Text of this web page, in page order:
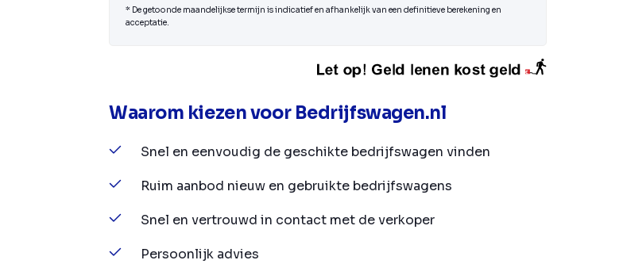
* De getoonde maandelijkse termijn is indicatief en afhankelijk van een definitieve berekening en
acceptatie.
Waarom kiezen voor Bedrijfswagen.nl
Snel en eenvoudig de geschikte bedrijfswagen vinden
Ruim aanbod nieuw en gebruikte bedrijfswagens
Snel en vertrouwd in contact met de verkoper
Persoonlijk advies